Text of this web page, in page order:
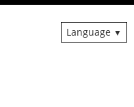
Language